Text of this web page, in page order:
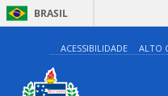
BRASIL
ACESSIBILIDADE ALTO